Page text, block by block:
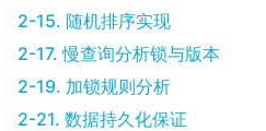
2-15. 随机排序实现
2-17. 慢查询分析锁与版本
2-19. 加锁规则分析
2-21. 数据持久化保证